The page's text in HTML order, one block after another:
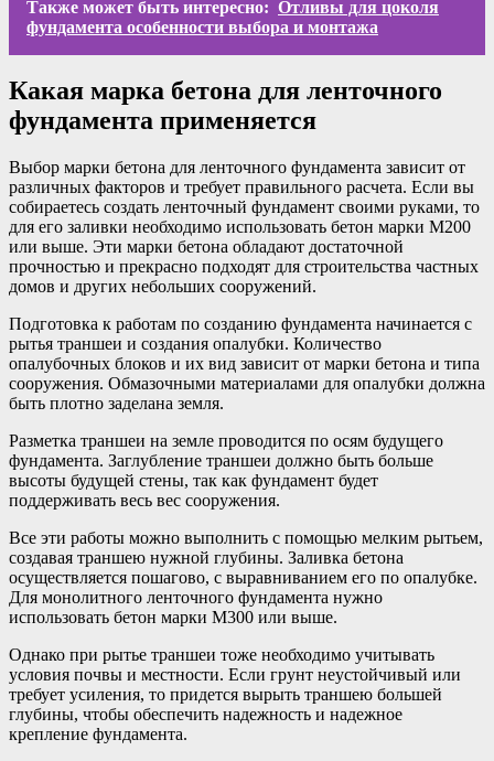
Также может быть интересно: Отливы для цоколя
фундамента особенности выбора и монтажа
Какая марка бетона для ленточного
фундамента применяется
Выбор марки бетона для ленточного фундамента зависит от
различных факторов и требует правильного расчета. Если вы
собираетесь создать ленточный фундамент своими руками, то
для его заливки необходимо использовать бетон марки M200
или выше. Эти марки бетона обладают достаточной
прочностью и прекрасно подходят для строительства частных
домов и других небольших сооружений.
Подготовка к работам по созданию фундамента начинается с
рытья траншеи и создания опалубки. Количество
опалубочных блоков и их вид зависит от марки бетона и типа
сооружения. Обмазочными материалами для опалубки должна
быть плотно заделана земля.
Разметка траншеи на земле проводится по осям будущего
фундамента. Заглубление траншеи должно быть больше
высоты будущей стены, так как фундамент будет
поддерживать весь вес сооружения.
Все эти работы можно выполнить с помощью мелким рытьем,
создавая траншею нужной глубины. Заливка бетона
осуществляется пошагово, с выравниванием его по опалубке.
Для монолитного ленточного фундамента нужно
использовать бетон марки M300 или выше.
Однако при рытье траншеи тоже необходимо учитывать
условия почвы и местности. Если грунт неустойчивый или
требует усиления, то придется вырыть траншею большей
глубины, чтобы обеспечить надежность и надежное
крепление фундамента.